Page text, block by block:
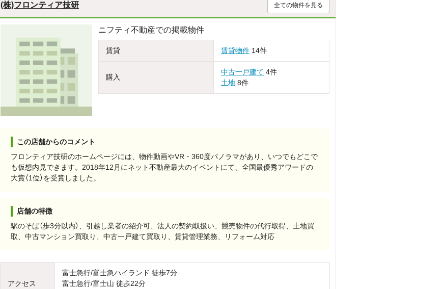
(株)フロンティア技研 全ての物件を見る
ニフティ不動産での掲載物件
賃貸 賃貸物件 14件
購入
中古一戸建て 4件
土地 8件
この店舗からのコメント
フロンティア技研のホームページには、物件動画やVR・360度パノラマがあり、いつでもどこで
も仮想内見できます。2018年12月にネット不動産最大のイベントにて、全国最優秀アワードの
大賞（1位）を受賞しました。
店舗の特徴
駅のそば（歩3分以内）、引越し業者の紹介可、法人の契約取扱い、競売物件の代行取得、土地買
取、中古マンション買取り、中古一戸建て買取り、賃貸管理業務、リフォーム対応
アクセス
富士急行/富士急ハイランド 徒歩7分
富士急行/富士山 徒歩22分